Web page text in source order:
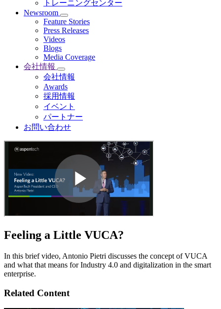
トレーニングセンター
Newsroom
Feature Stories
Press Releases
Videos
Blogs
Media Coverage
会社情報
会社情報
Awards
採用情報
イベント
パートナー
お問い合わせ
Feeling a Little VUCA?
In this brief video, Antonio Pietri discusses the concept of VUCA
and what that means for Industry 4.0 and digitalization in the smart
enterprise.
Related Content